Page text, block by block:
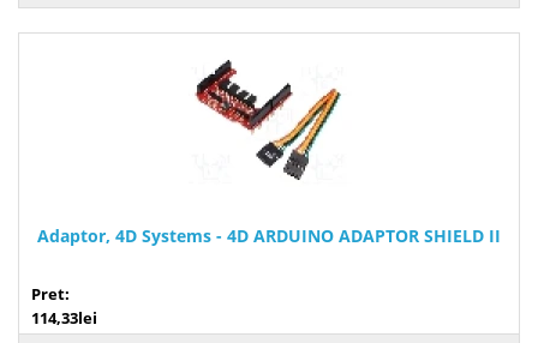
Adaptor, 4D Systems - 4D ARDUINO ADAPTOR SHIELD II
Pret:
114,33lei